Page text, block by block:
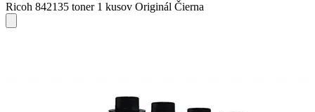
Ricoh 842135 toner 1 kusov Originál Čierna